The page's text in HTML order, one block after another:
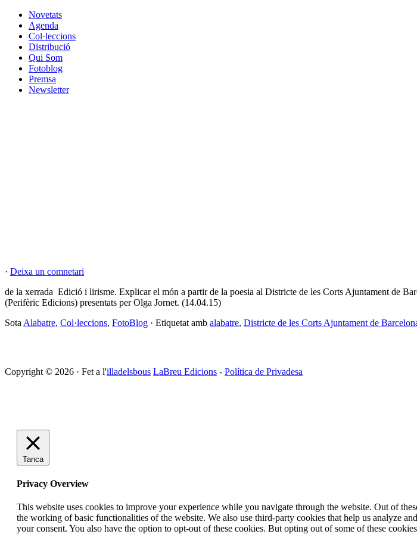
Novetats
Agenda
Col·leccions
Distribució
Qui Som
Fotoblog
Premsa
Newsletter
· Deixa un comnetari
de la xerrada Edició i lirisme. Explicar el món a partir de la poesia al Districte de les Corts Ajuntament de
(Perifèric Edicions) presentats per Olga Jornet. (14.04.15)
SotaAlabatre, Col·leccions, FotoBlog · Etiquetat amb alabatre, Districte de les Corts Ajuntament de
Copyright © 2026 · Fet a l'illadelsbous LaBreu Edicions - Política de Privadesa
Tanca
Privacy Overview
This website uses cookies to improve your experience while you navigate through the website. Out of
the working of basic functionalities of the website. We also use third-party cookies that help us analyze
your consent. You also have the option to opt-out of these cookies. But opting out of some of these